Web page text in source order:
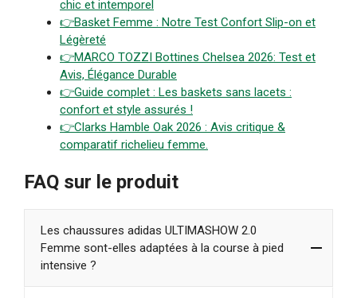
chic et intemporel
👉Basket Femme : Notre Test Confort Slip-on et
Légèreté
👉MARCO TOZZI Bottines Chelsea 2026: Test et
Avis, Élégance Durable
👉Guide complet : Les baskets sans lacets :
confort et style assurés !
👉Clarks Hamble Oak 2026 : Avis critique &
comparatif richelieu femme.
FAQ sur le produit
Les chaussures adidas ULTIMASHOW 2.0
Femme sont-elles adaptées à la course à pied
intensive ?